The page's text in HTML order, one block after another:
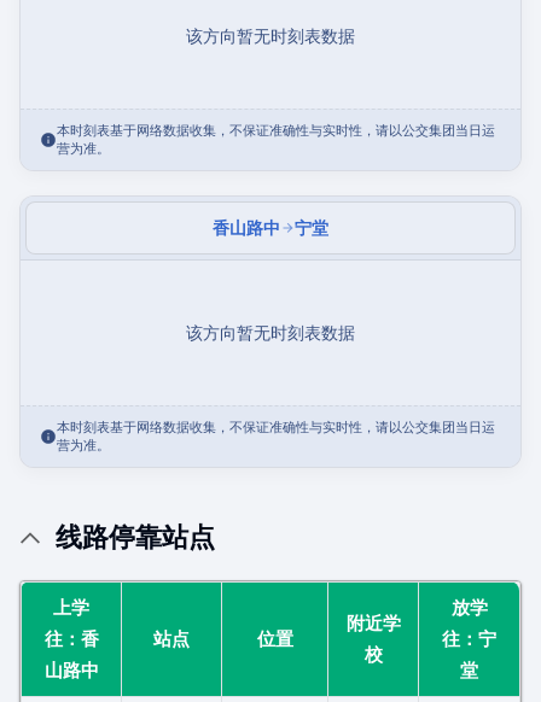
该方向暂无时刻表数据
本时刻表基于网络数据收集，不保证准确性与实时性，请以公交集团当日运
营为准。
香山路中 宁堂
该方向暂无时刻表数据
本时刻表基于网络数据收集，不保证准确性与实时性，请以公交集团当日运
营为准。
线路停靠站点
上学
往：香
山路中
站点 位置
附近学
校
放学
往：宁
堂